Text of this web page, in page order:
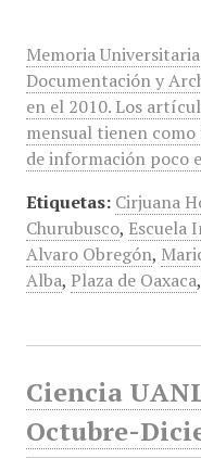
Memoria
Documentación y
en el 2010. Los
mensual tienen
de información poco
Etiquetas: Cirjuana
Churubusco, Escuela
Alvaro Obregón,
Alba, Plaza de Oaxaca,
Ciencia
Octubre-